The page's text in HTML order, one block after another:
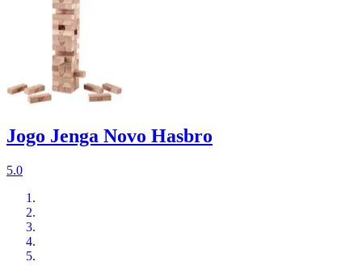
Jogo Jenga Novo Hasbro
5.0